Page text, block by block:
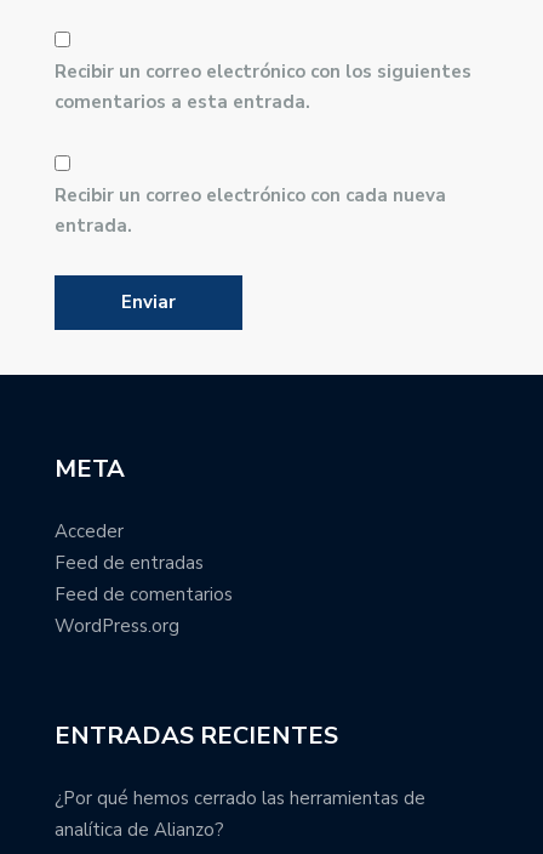
Recibir un correo electrónico con los siguientes
comentarios a esta entrada.
Recibir un correo electrónico con cada nueva
entrada.
META
Acceder
Feed de entradas
Feed de comentarios
WordPress.org
ENTRADAS RECIENTES
¿Por qué hemos cerrado las herramientas de
analítica de Alianzo?